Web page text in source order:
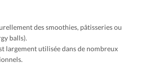
des smoothies, pâtisseries ou
balls).
largement utilisée dans de nombreux